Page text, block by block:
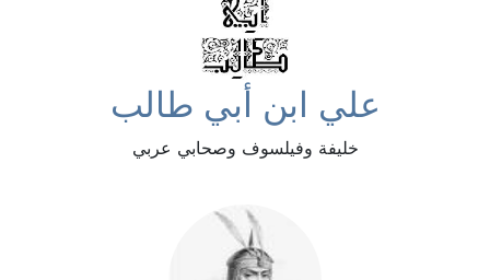
علي ابن أبي طالب
خليفة وفيلسوف وصحابي عربي